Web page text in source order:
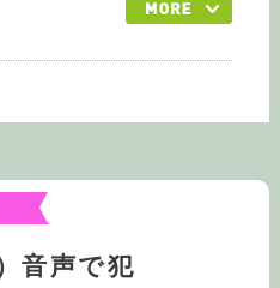
音声で犯